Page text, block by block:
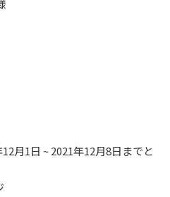
月1日 ~ 2021年12月8日までと